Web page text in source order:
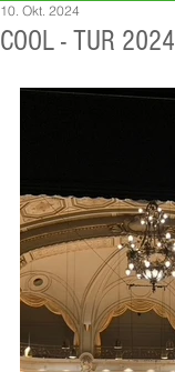
COOL - TUR 2024
10. Okt. 2024